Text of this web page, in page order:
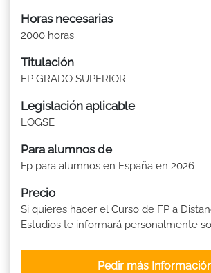
Horas necesarias
2000 horas
Titulación
FP GRADO SUPERIOR
Legislación aplicable
LOGSE
Para alumnos de
Fp para alumnos en España en 2026
Precio
Si quieres hacer el Curso de FP a
Estudios te informará personalmente
Pedir más